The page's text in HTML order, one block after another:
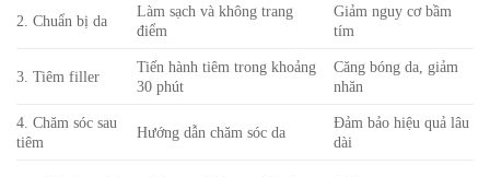
2. Chuẩn bị da
Làm sạch và không trang
điểm
Giảm nguy cơ bầm
tím
3. Tiêm filler
Tiến hành tiêm trong khoảng
30 phút
Căng bóng da, giảm
nhăn
4. Chăm sóc sau
tiêm
Hướng dẫn chăm sóc da
Đảm bảo hiệu quả lâu
dài